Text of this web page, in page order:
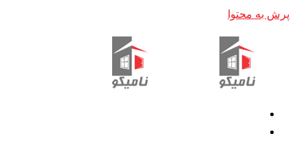
پرش به محتوا